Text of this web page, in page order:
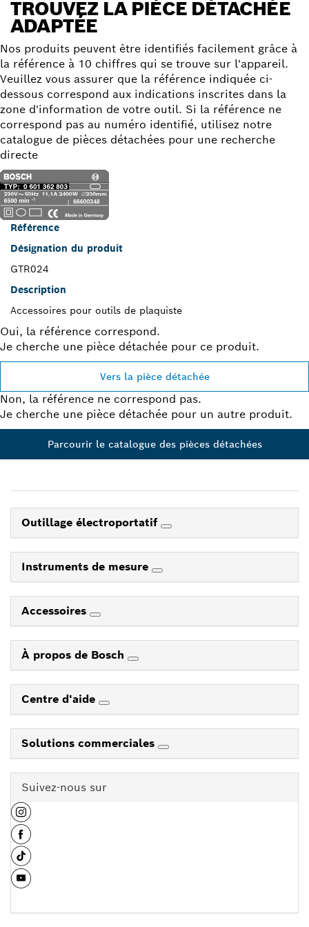
TROUVEZ LA PIÈCE DÉTACHÉE
ADAPTÉE
Nos produits peuvent être identifiés facilement grâce à
la référence à 10 chiffres qui se trouve sur l'appareil.
Veuillez vous assurer que la référence indiquée ci-
dessous correspond aux indications inscrites dans la
zone d'information de votre outil. Si la référence ne
correspond pas au numéro identifié, utilisez notre
catalogue de pièces détachées pour une recherche
directe
Référence
Désignation du produit
GTR024
Description
Accessoires pour outils de plaquiste
Oui, la référence correspond.
Je cherche une pièce détachée pour ce produit.
Vers la pièce détachée
Non, la référence ne correspond pas.
Je cherche une pièce détachée pour un autre produit.
Parcourir le catalogue des pièces détachées
Outillage électroportatif
Instruments de mesure
Accessoires
À propos de Bosch
Centre d'aide
Solutions commerciales
Suivez-nous sur